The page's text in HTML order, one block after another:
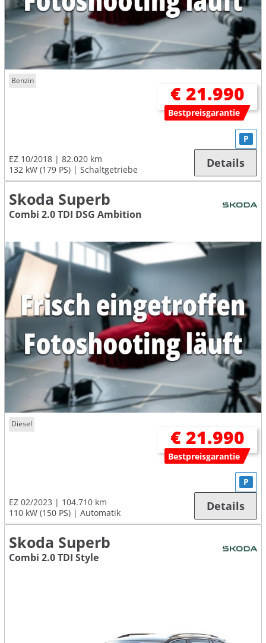
Benzin
€ 21.990
Bestpreisgarantie
EZ 10/2018
82.020 km
132 kW (179 PS)
Schaltgetriebe
P
Details
Skoda Superb
Combi 2.0 TDI DSG Ambition
Diesel
€ 21.990
Bestpreisgarantie
EZ 02/2023
104.710 km
110 kW (150 PS)
Automatik
P
Details
Skoda Superb
Combi 2.0 TDI Style